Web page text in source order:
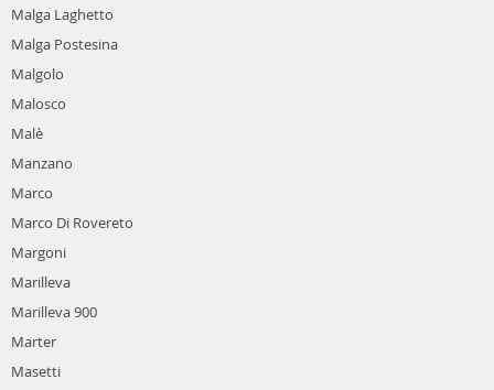
Malga Laghetto
Malga Postesina
Malgolo
Malosco
Malè
Manzano
Marco
Marco Di Rovereto
Margoni
Marilleva
Marilleva 900
Marter
Masetti